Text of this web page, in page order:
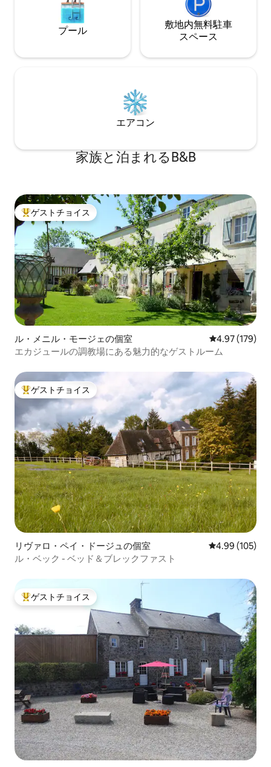
プール
敷地内無料駐⁠車
ス⁠ペ⁠ー⁠ス
エアコン
家族と泊まれるB&B
大好評のゲストチョイスです。
ゲストチョイス
ル・メニル・モージェの個室 レビュー179
4.97 (179)
エカジュールの調教場にある魅力的なゲストルーム
大好評のゲストチョイスです。
ゲストチョイス
リヴァロ・ペイ・ドージュの個室 レビュー105
4.99 (105)
ル・ベック - ベッド＆ブレックファスト
大好評のゲストチョイスです。
ゲストチョイス